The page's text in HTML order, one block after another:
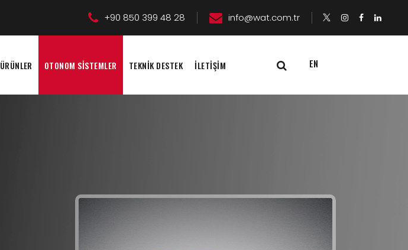
+90 850 399 48 28 info@wat.com.tr
ÜRÜNLER OTONOM SİSTEMLER TEKNİK DESTEK İLETİŞİM EN